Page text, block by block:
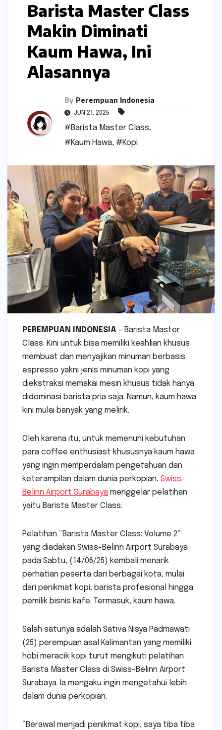
Barista Master Class
Makin Diminati
Kaum Hawa, Ini
Alasannya
By Perempuan Indonesia
JUN 21, 2025
#Barista Master Class,
#Kaum Hawa, #Kopi
PEREMPUAN INDONESIA – Barista Master
Class. Kini untuk bisa memiliki keahlian khusus
membuat dan menyajikan minuman berbasis
espresso yakni jenis minuman kopi yang
diekstraksi memakai mesin khusus tidak hanya
didominasi barista pria saja. Namun, kaum hawa
kini mulai banyak yang melirik.
Oleh karena itu, untuk memenuhi kebutuhan
para coffee enthusiast khususnya kaum hawa
yang ingin memperdalam pengetahuan dan
keterampilan dalam dunia perkopian, Swiss-
Belinn Airport Surabaya menggelar pelatihan
yaitu Barista Master Class.
Pelatihan “Barista Master Class: Volume 2”
yang diadakan Swiss-Belinn Airport Surabaya
pada Sabtu, (14/06/25) kembali menarik
perhatian peserta dari berbagai kota, mulai
dari penikmat kopi, barista profesional hingga
pemilik bisnis kafe. Termasuk, kaum hawa.
Salah satunya adalah Sativa Nisya Padmawati
(25) perempuan asal Kalimantan yang memiliki
hobi meracik kopi turut mengikuti pelatihan
Barista Master Class di Swiss-Belinn Airport
Surabaya. Ia mengaku ingin mengetahui lebih
dalam dunia perkopian.
“Berawal menjadi penikmat kopi, saya tiba tiba